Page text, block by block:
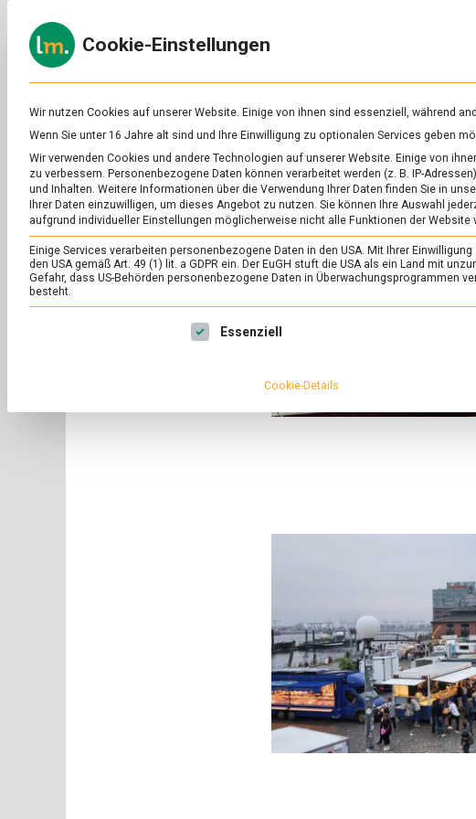
to
content
zu
&
Ernährung
SCHLAGWORT: MARKT
Cookie-Einstellungen
Wir nutzen Cookies auf unserer Website. Einige von ihnen sind essenziell, während
Wenn Sie unter 16 Jahre alt sind und Ihre Einwilligung zu optionalen Services geben
Wir verwenden Cookies und andere Technologien auf unserer Website. Einige von
zu verbessern. Personenbezogene Daten können verarbeitet werden (z. B. IP-
und Inhalten. Weitere Informationen über die Verwendung Ihrer Daten finden Sie in
Ihrer Daten einzuwilligen, um dieses Angebot zu nutzen. Sie können Ihre Auswahl
aufgrund individueller Einstellungen möglicherweise nicht alle Funktionen der Website
Einige Services verarbeiten personenbezogene Daten in den USA. Mit Ihrer
den USA gemäß Art. 49 (1) lit. a GDPR ein. Der EuGH stuft die USA als ein Land mit
Gefahr, dass US-Behörden personenbezogene Daten in Überwachungsprogrammen
besteht.
Es folgt eine Liste der Service-Gruppen, für die eine
Essenziell
Cookie-Details